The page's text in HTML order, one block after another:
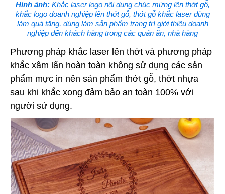
Hình ảnh:Khắc laser logo nội dung chúc mừng lên thớt gỗ,
khắc logo doanh nghiệp lên thớt gỗ, thớt gỗ khắc laser dùng
làm quà tặng, dùng làm sản phẩm trang trí giới thiệu doanh
nghiệp đến khách hàng trong các quán ăn, nhà hàng
Phương pháp khắc laser lên thớt và phương pháp
khắc xâm lấn hoàn toàn không sử dụng các sản
phẩm mực in nên sản phẩm thớt gỗ, thớt nhựa
sau khi khắc xong đảm bảo an toàn 100% với
người sử dụng.